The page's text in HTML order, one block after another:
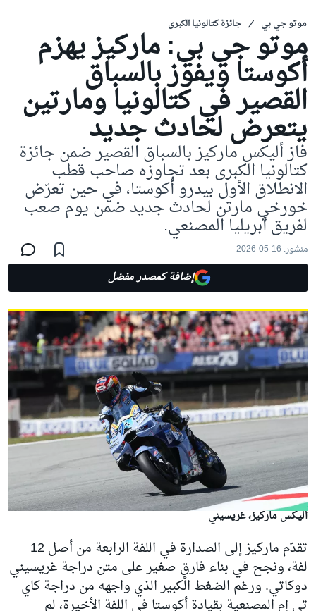
موتو جي بي جائزة كتالونيا الكبرى
موتو جي بي: ماركيز يهزم
أكوستا ويفوز بالسباق
القصير في كتالونيا ومارتين
يتعرض لحادث جديد
فاز أليكس ماركيز بالسباق القصير ضمن جائزة
كتالونيا الكبرى بعد تجاوزه صاحب قطب
الانطلاق الأول بيدرو أكوستا، في حين تعرّض
خورخي مارتن لحادث جديد ضمن يوم صعب
لفريق أبريليا المصنعي.
منشور: 16-05-2026
إضافة كمصدر مفضل
أليكس ماركيز، غريسيني
تقدّم ماركيز إلى الصدارة في اللفة الرابعة من أصل 12
لفة، ونجح في بناء فارقٍ صغير على متن دراجة غريسيني
دوكاتي. ورغم الضغط الكبير الذي واجهه من دراجة كاي
تي إم المصنعية بقيادة أكوستا في اللفة الأخيرة، لم